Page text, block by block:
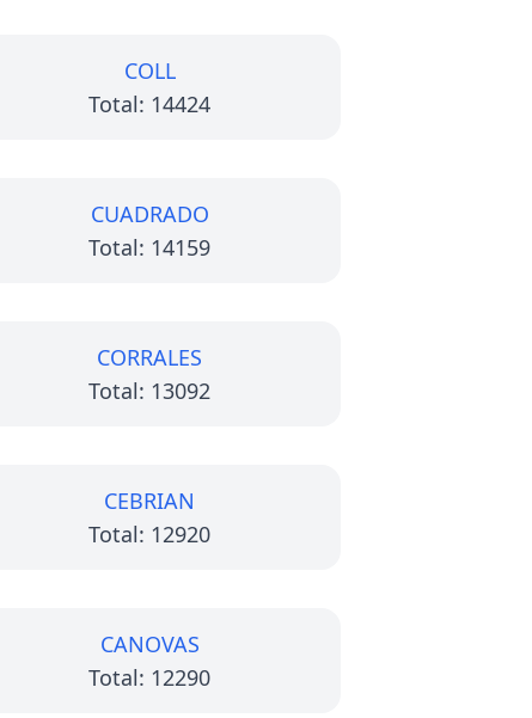
COLL
Total: 14424
CUADRADO
Total: 14159
CORRALES
Total: 13092
CEBRIAN
Total: 12920
CANOVAS
Total: 12290